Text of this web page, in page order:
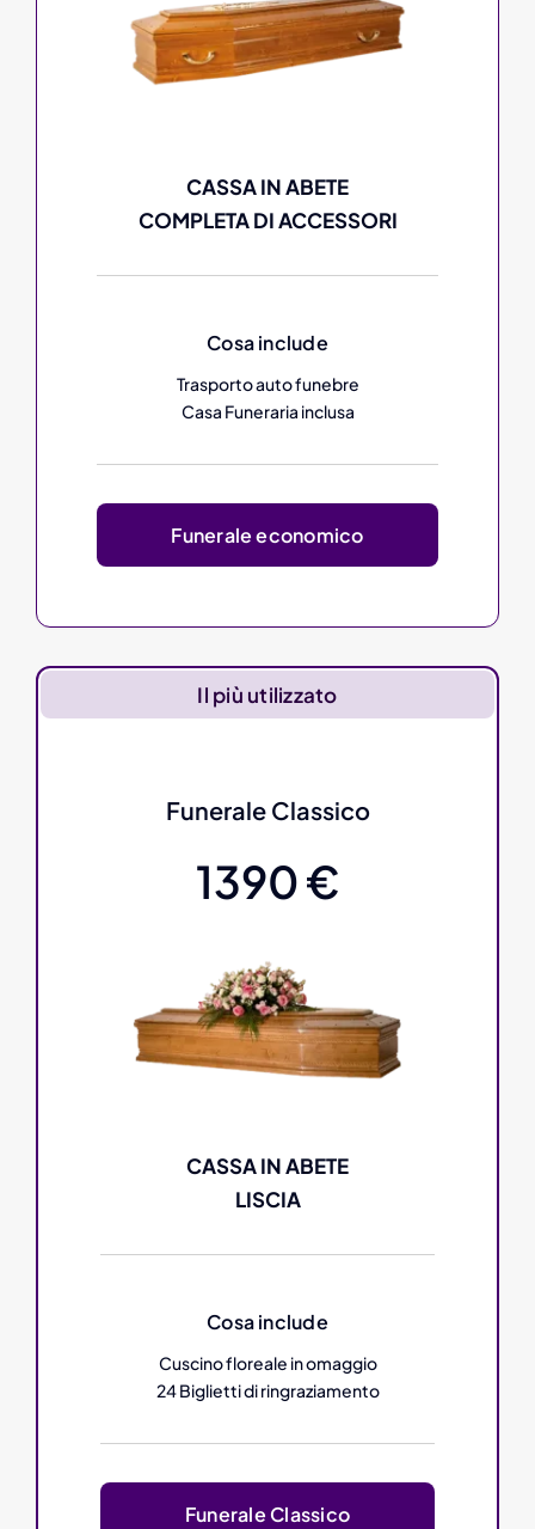
CASSA IN ABETE
COMPLETA DI ACCESSORI
Cosa include
Trasporto auto funebre
Casa Funeraria inclusa
Funerale economico
Il più utilizzato
Funerale Classico
1390 €
CASSA IN ABETE
LISCIA
Cosa include
Cuscino floreale in omaggio
24 Biglietti di ringraziamento
Funerale Classico